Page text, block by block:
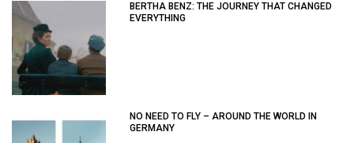
BERTHA BENZ: THE JOURNEY THAT CHANGED
EVERYTHING
NO NEED TO FLY – AROUND THE WORLD IN
GERMANY